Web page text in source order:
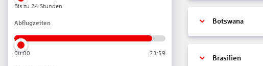
Bis zu 24 Stunden
Abflugzeiten
00:00 23:59
Botswana
Brasilien